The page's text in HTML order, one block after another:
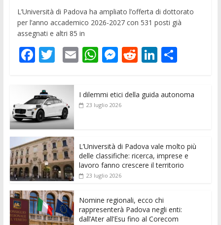
L’Università di Padova ha ampliato l’offerta di dottorato
per l’anno accademico 2026-2027 con 531 posti già
assegnati e altri 85 in
F
e
b
o
o
k
T
itt
er
E
ai
l
W
s
p
M
ss
e
er
R
di
Li
e
C
di
I dilemmi etici della guida autonoma
23 luglio 2026
L’Università di Padova vale molto più
delle classifiche: ricerca, imprese e
lavoro fanno crescere il territorio
23 luglio 2026
Nomine regionali, ecco chi
rappresenterà Padova negli enti:
dall’Ater all’Esu fino al Corecom